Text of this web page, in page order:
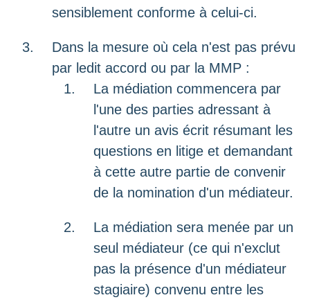
sensiblement conforme à celui-ci.
Dans la mesure où cela n'est pas prévu
par ledit accord ou par la MMP :
La médiation commencera par
l'une des parties adressant à
l'autre un avis écrit résumant les
questions en litige et demandant
à cette autre partie de convenir
de la nomination d'un médiateur.
La médiation sera menée par un
seul médiateur (ce qui n'exclut
pas la présence d'un médiateur
stagiaire) convenu entre les